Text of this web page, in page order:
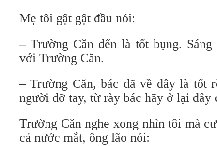
Mẹ tôi gật gật đầu nói:
– Trường Căn đến là tốt bụng.
với Trường Căn.
– Trường Căn, bác đã về đây là tốt
người đỡ tay, từ rày bác hãy ở lại đây
Trường Căn nghe xong nhìn tôi mà
cả nước mắt, ông lão nói: